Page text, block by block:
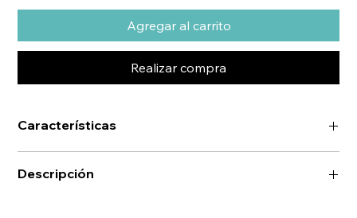
Agregar al carrito
Realizar compra
Características
Descripción